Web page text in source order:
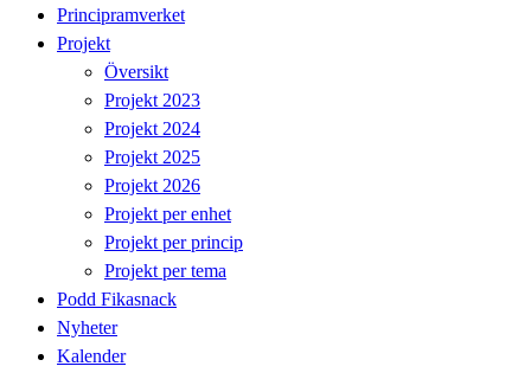
Principramverket
Projekt
Översikt
Projekt 2023
Projekt 2024
Projekt 2025
Projekt 2026
Projekt per enhet
Projekt per princip
Projekt per tema
Podd Fikasnack
Nyheter
Kalender